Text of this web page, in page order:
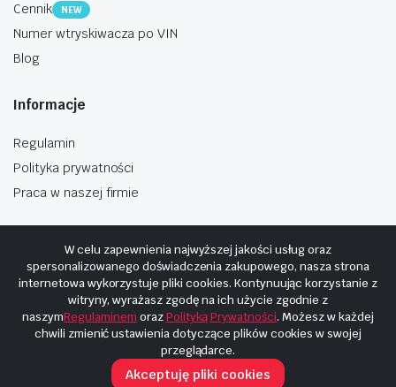
Cennik
NEW
Numer wtryskiwacza po VIN
Blog
Informacje
Regulamin
Polityka prywatności
Praca w naszej firmie
Copyright © 2025 Hosting i budowa Cyberplaneta.pl
W celu zapewnienia najwyższej jakości usług oraz
spersonalizowanego doświadczenia zakupowego, nasza strona
internetowa wykorzystuje pliki cookies. Kontynuując korzystanie z
witryny, wyrażasz zgodę na ich użycie zgodnie z
naszymRegulaminem orazPolityką Prywatności. Możesz w każdej
chwili zmienić ustawienia dotyczące plików cookies w swojej
przeglądarce.
Akceptuję pliki cookies